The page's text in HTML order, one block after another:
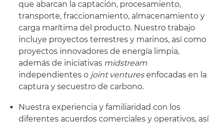
que abarcan la captación, procesamiento,
transporte, fraccionamiento, almacenamiento y
carga marítima del producto. Nuestro trabajo
incluye proyectos terrestres y marinos, así como
proyectos innovadores de energía limpia,
además de iniciativas midstream
independientes o joint venturesenfocadas en la
captura y secuestro de carbono.
Nuestra experiencia y familiaridad con los
diferentes acuerdos comerciales y operativos, así